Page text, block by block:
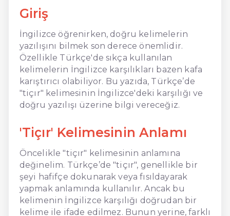
Giriş
İngilizce öğrenirken, doğru kelimelerin
yazılışını bilmek son derece önemlidir.
Özellikle Türkçe'de sıkça kullanılan
kelimelerin İngilizce karşılıkları bazen kafa
karıştırıcı olabiliyor. Bu yazıda, Türkçe’de
"tiçır" kelimesinin İngilizce'deki karşılığı ve
doğru yazılışı üzerine bilgi vereceğiz.
'Tiçır' Kelimesinin Anlamı
Öncelikle "tiçır" kelimesinin anlamına
değinelim. Türkçe’de "tiçır", genellikle bir
şeyi hafifçe dokunarak veya fısıldayarak
yapmak anlamında kullanılır. Ancak bu
kelimenin İngilizce karşılığı doğrudan bir
kelime ile ifade edilmez. Bunun yerine, farklı